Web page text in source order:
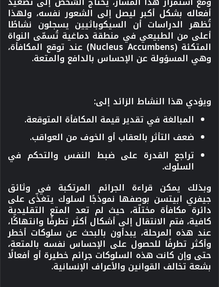
أفعاله بشكل أكبر ليصل إلى الشعور نفسه، ولهذا
تُظهر الدراسات أن السيكوباثيين يسجلون نشاطًا
أعلى من الطبيعي في منطقة دماغية تُسمّى النواة
المتكئة (Nucleus Accumbens) عند توقع المكافأة،
وهي المسؤولة عن الإحساس بالدافع والمتعة.
ويؤدي هذا النشاط الزائد إلى:
المبالغة في تقدير قيمة المكافأة المتوقعة.
ضعف التأثر بالعقاب أو الخوف من العواقب.
تراجع القدرة على ضبط النفس والتحكم في
السلوك.
وبذلك يمكن قراءة الجرائم المرتكبة في وثائق
جيفري ابيتسن بوصفها نموذجًا لسلوك يتغذّى على
دائرة مكافأة مختلّة، حيث لم تعد المتع التقليدية
كافية، فتم الانتقال إلى أشكال أكثر تطرفًا وانتهاكًا،
عند هذه المرحلة، يبدأون بالبحث عن سلوكات أخطر
وأكثر تطرفًا للحصول على الإحساس نفسه بالمتعة،
حتى وإن كانت هذه السلوكات جرائم خطيرة أو أفعالًا
بشعة تخالف القوانين والأعراف الإنسانية.